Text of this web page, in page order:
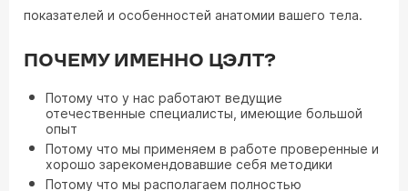
показателей и особенностей анатомии вашего тела.
ПОЧЕМУ ИМЕННО ЦЭЛТ?
Потому что у нас работают ведущие
отечественные специалисты, имеющие большой
опыт
Потому что мы применяем в работе проверенные и
хорошо зарекомендовавшие себя методики
Потому что мы располагаем полностью